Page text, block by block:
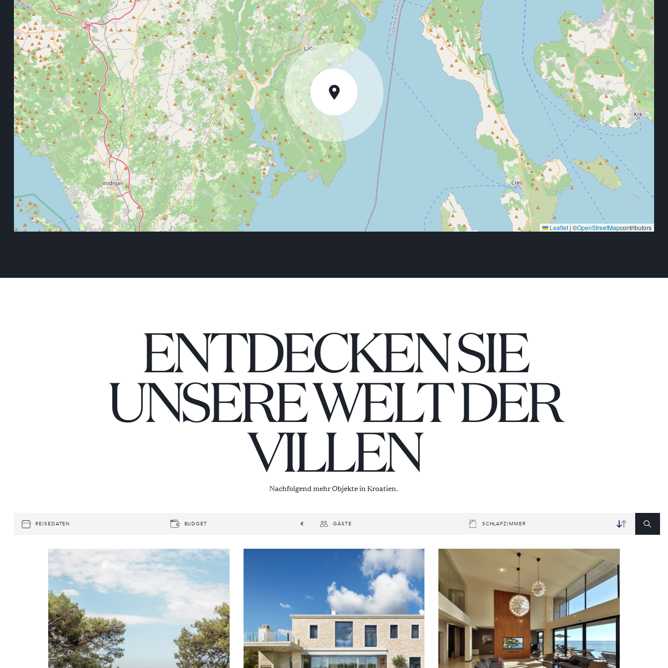
Leaflet | ©OpenStreetMapcontributors
ENTDECKEN SIE
UNSERE WELT DER
VILLEN
Nachfolgend mehr Objekte in Kroatien.
REISEDATEN BUDGET € GÄSTE SCHLAFZIMMER